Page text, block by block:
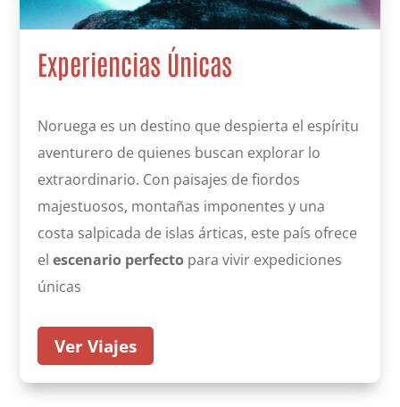
Experiencias Únicas
Noruega es un destino que despierta el espíritu
aventurero de quienes buscan explorar lo
extraordinario. Con paisajes de fiordos
majestuosos, montañas imponentes y una
costa salpicada de islas árticas, este país ofrece
elescenario perfecto para vivir expediciones
únicas
Ver Viajes